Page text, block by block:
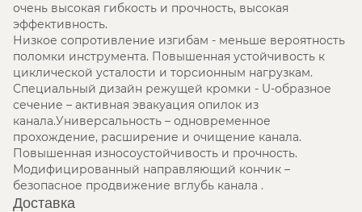
очень высокая гибкость и прочность, высокая
эффективность.
Низкое сопротивление изгибам - меньше вероятность
поломки инструмента. Повышенная устойчивость к
циклической усталости и торсионным нагрузкам.
Специальный дизайн режущей кромки - U-образное
сечение – активная эвакуация опилок из
канала.Универсальность – одновременное
прохождение, расширение и очищение канала.
Повышенная износоустойчивость и прочность.
Модифицированный направляющий кончик –
безопасное продвижение вглубь канала .
Доставка